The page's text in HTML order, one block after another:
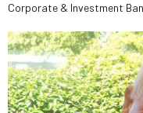
Corporate & Investment